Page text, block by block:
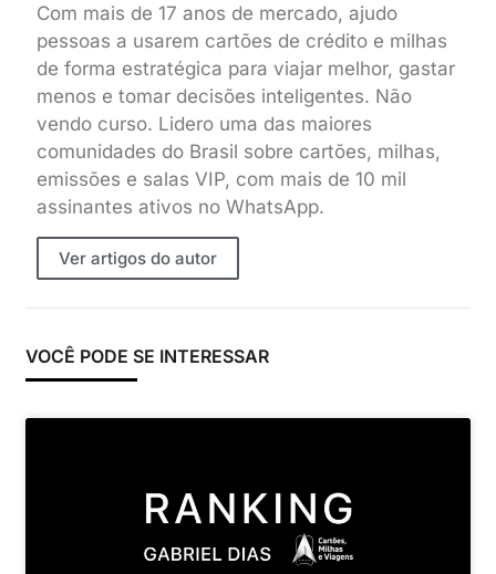
Com mais de 17 anos de mercado, ajudo
pessoas a usarem cartões de crédito e milhas
de forma estratégica para viajar melhor, gastar
menos e tomar decisões inteligentes. Não
vendo curso. Lidero uma das maiores
comunidades do Brasil sobre cartões, milhas,
emissões e salas VIP, com mais de 10 mil
assinantes ativos no WhatsApp.
Ver artigos do autor
VOCÊ PODE SE INTERESSAR